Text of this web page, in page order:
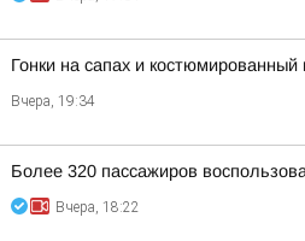
Гонки на сапах и
Вчера, 19:34
Более 320 пассажиров
Вчера, 18:22